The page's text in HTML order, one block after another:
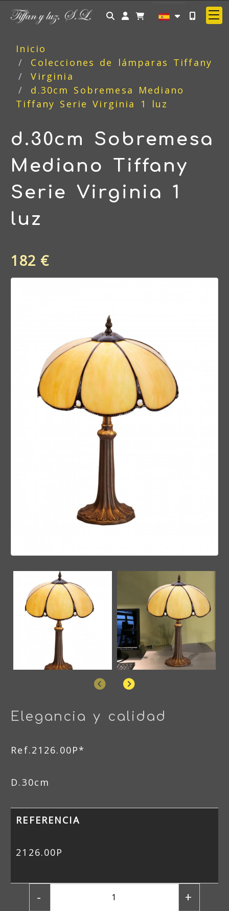
Identifícate
Inicio
Colecciones de lámparas Tiffany
Virginia
d.30cm Sobremesa Mediano
Tiffany Serie Virginia 1 luz
d.30cm Sobremesa
Mediano Tiffany
Serie Virginia 1
luz
182 €
AnteriorSiguiente
Elegancia y calidad
Ref.2126.00P*
D.30cm
REFERENCIA
2126.00P
- +